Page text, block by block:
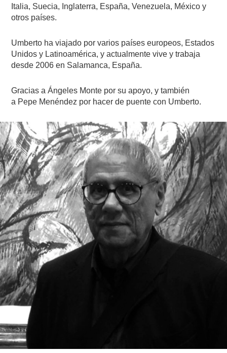
Italia, Suecia, Inglaterra, España, Venezuela, México y
otros países.
Umberto ha viajado por varios países europeos, Estados
Unidos y Latinoamérica, y actualmente vive y trabaja
desde 2006 en Salamanca, España.
Gracias a Ángeles Monte por su apoyo, y también
a Pepe Menéndez por hacer de puente con Umberto.